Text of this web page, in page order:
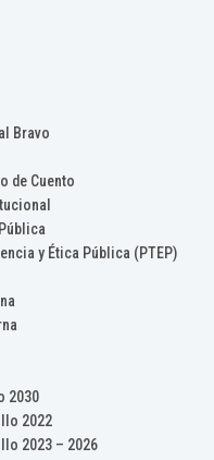
Bravo
de Cuento
y Ética Pública (PTEP)
2030
2022
2023 – 2026